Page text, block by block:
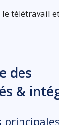
télétravail
des
&
principales